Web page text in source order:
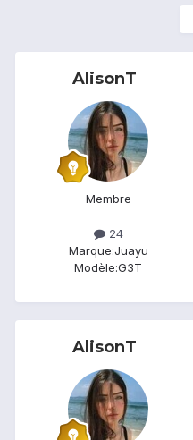
AlisonT
Membre
24
Marque:Juayu
Modèle:G3T
AlisonT